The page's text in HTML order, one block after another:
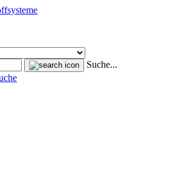
Suche...